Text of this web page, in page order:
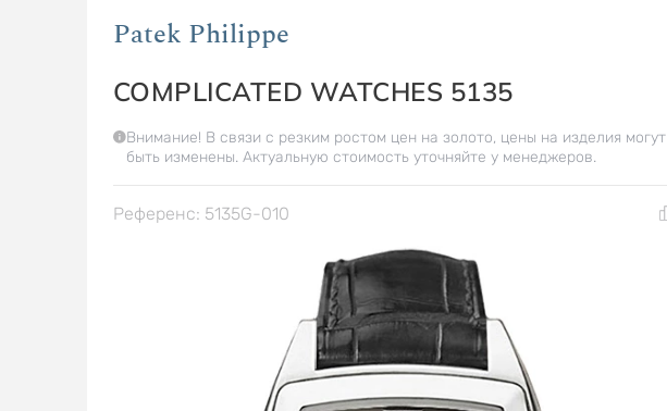
Patek Philippe
COMPLICATED WATCHES 5135
Внимание! В связи с резким ростом цен на золото, цены на изделия могут
быть изменены. Актуальную стоимость уточняйте у менеджеров.
Референс: 5135G-010